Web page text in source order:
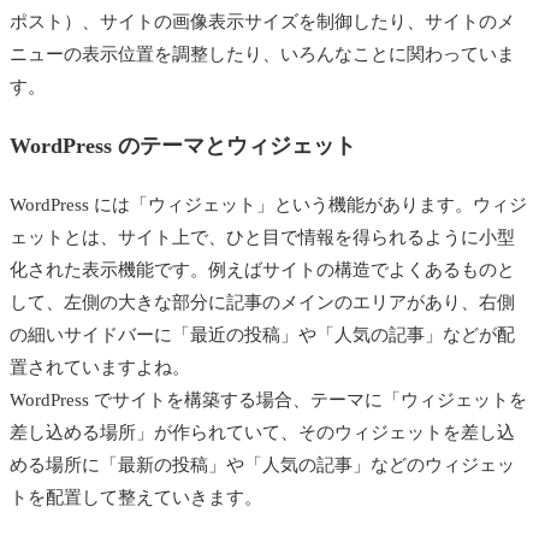
ポスト）、サイトの画像表示サイズを制御したり、サイトのメ
ニューの表示位置を調整したり、いろんなことに関わっていま
す。
WordPress のテーマとウィジェット
WordPress には「ウィジェット」という機能があります。ウィジ
ェットとは、サイト上で、ひと目で情報を得られるように小型
化された表示機能です。例えばサイトの構造でよくあるものと
して、左側の大きな部分に記事のメインのエリアがあり、右側
の細いサイドバーに「最近の投稿」や「人気の記事」などが配
置されていますよね。
WordPress でサイトを構築する場合、テーマに「ウィジェットを
差し込める場所」が作られていて、そのウィジェットを差し込
める場所に「最新の投稿」や「人気の記事」などのウィジェッ
トを配置して整えていきます。